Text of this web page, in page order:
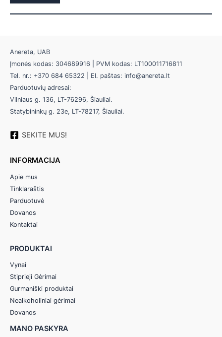
Anereta, UAB
Įmonės kodas: 304689916 | PVM kodas: LT100011716811
Tel. nr.: +370 684 65322 | El. paštas: info@anereta.lt
Parduotuvių adresai:
Vilniaus g. 136, LT-76296, Šiauliai.
Statybininkų g. 23e, LT-78217, Šiauliai.
SEKITE MUS!
INFORMACIJA
Apie mus
Tinklaraštis
Parduotuvė
Dovanos
Kontaktai
PRODUKTAI
Vynai
Stiprieji Gėrimai
Gurmaniški produktai
Nealkoholiniai gėrimai
Dovanos
MANO PASKYRA